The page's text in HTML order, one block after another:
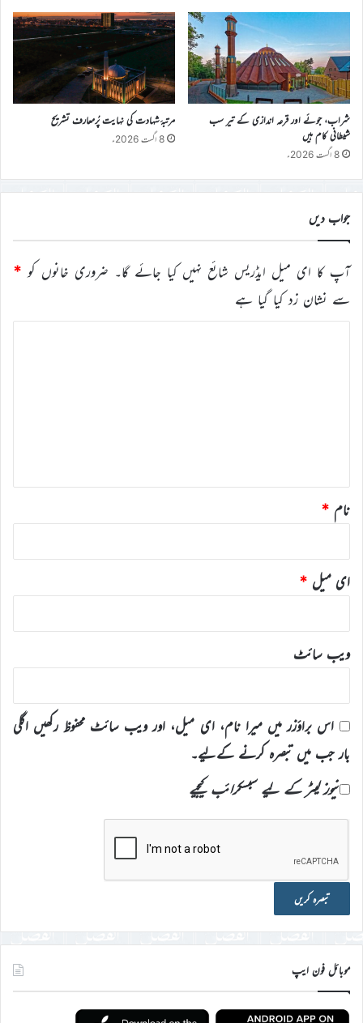
شراب، جوئے اور قرعہ اندازی کے تیر سب
شیطانی کام ہیں
8 اگست 2026ء
مرتبۂ شہادت کی نہایت پُرمعارف تشریح
8 اگست 2026ء
جواب دیں
آپ کا ای میل ایڈریس شائع نہیں کیا جائے گا۔ ضروری خانوں کو *
سے نشان زد کیا گیا ہے
نام *
ای میل *
ویب‌ سائٹ
اس براؤزر میں میرا نام، ای میل، اور ویب سائٹ محفوظ رکھیں اگلی
بار جب میں تبصرہ کرنے کےلیے۔
نیوز لیٹر کے لیے سبسکرائب کیجیے
موبائل فون ایپ